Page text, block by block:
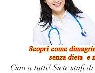
Ciao a tutti! Siete stufi